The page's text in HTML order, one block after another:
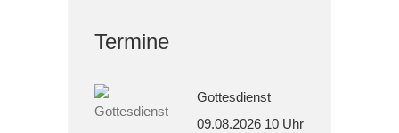
Termine
Gottesdienst
09.08.2026 10 Uhr